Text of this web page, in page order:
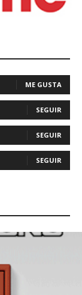
ME GUSTA
SEGUIR
SEGUIR
SEGUIR